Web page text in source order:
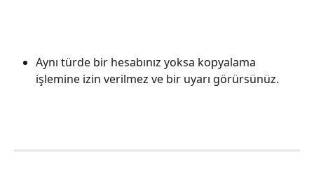
Aynı türde bir hesabınız yoksa kopyalama
işlemine izin verilmez ve bir uyarı görürsünüz.